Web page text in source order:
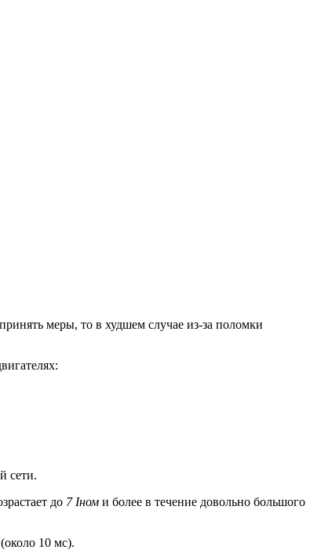
меры, то в худшем случае из-за поломки
сети.
до 7 Iном и более в течение довольно большого
10 мс).